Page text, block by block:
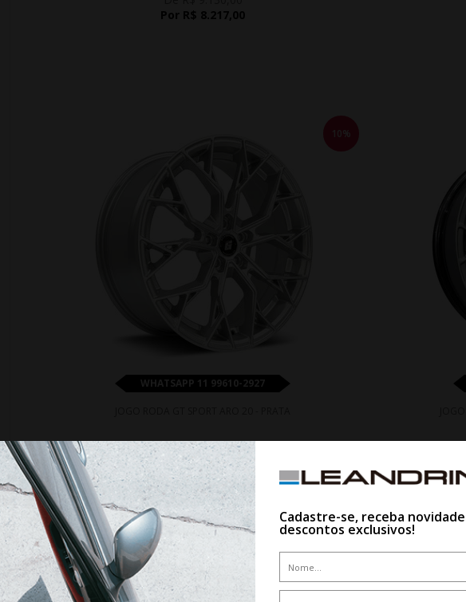
Por R$ 8.217,00
WHATSAPP 11 99610-2927
De R$ 8.060,00
Por R$ 7.254,00
10%
Cadastre-se, receba
descontos exclusivos!